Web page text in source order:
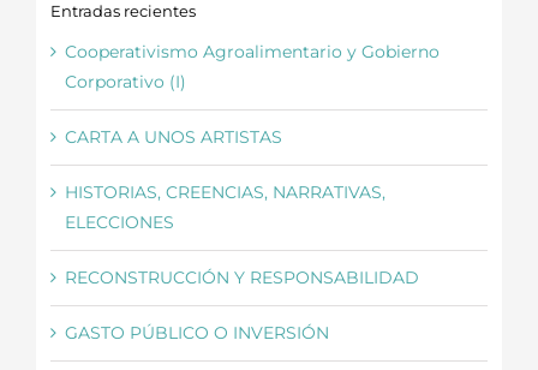
Entradas recientes
Cooperativismo Agroalimentario y Gobierno
Corporativo (I)
CARTA A UNOS ARTISTAS
HISTORIAS, CREENCIAS, NARRATIVAS,
ELECCIONES
RECONSTRUCCIÓN Y RESPONSABILIDAD
GASTO PÚBLICO O INVERSIÓN